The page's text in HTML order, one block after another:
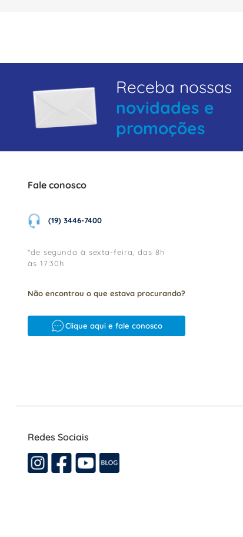
Receba nossas
novidades e
promoções
Fale conosco
(19) 3446-7400
*de segunda à sexta-feira, das 8h
às 17:30h
Não encontrou o que estava procurando?
Clique aqui e fale conosco
Redes Sociais